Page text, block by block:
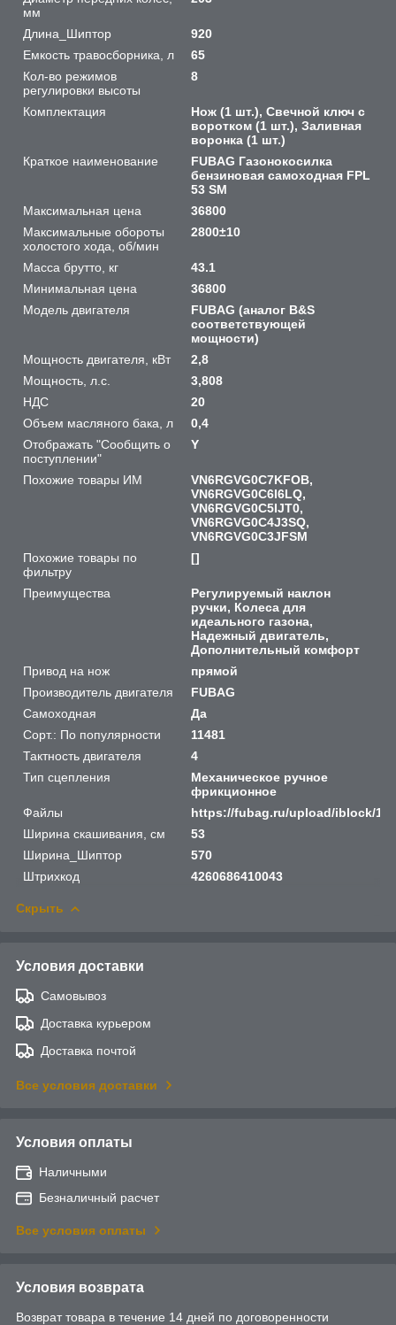
мм
Длина_Шиптор
920
Емкость травосборника, л
65
Кол-во режимов
регулировки высоты
8
Комплектация
Нож (1 шт.), Свечной ключ с
воротком (1 шт.), Заливная
воронка (1 шт.)
Краткое наименование
FUBAG Газонокосилка
бензиновая самоходная FPL
53 SM
Максимальная цена
36800
Максимальные обороты
холостого хода, об/мин
2800±10
Масса брутто, кг
43.1
Минимальная цена
36800
Модель двигателя
FUBAG (аналог B&S
соответствующей
мощности)
Мощность двигателя, кВт
2,8
Мощность, л.с.
3,808
НДС
20
Объем масляного бака, л
0,4
Отображать "Сообщить о
поступлении"
Y
Похожие товары ИМ
VN6RGVG0C7KFOB,
VN6RGVG0C6I6LQ,
VN6RGVG0C5IJT0,
VN6RGVG0C4J3SQ,
VN6RGVG0C3JFSM
Похожие товары по
фильтру
[]
Преимущества
Регулируемый наклон
ручки, Колеса для
идеального газона,
Надежный двигатель,
Дополнительный комфорт
Привод на нож
прямой
Производитель двигателя
FUBAG
Самоходная
Да
Сорт.: По популярности
11481
Тактность двигателя
4
Тип сцепления
Механическое ручное
фрикционное
Файлы
https://fubag.ru/upload/iblock/
Ширина скашивания, см
53
Ширина_Шиптор
570
Штрихкод
4260686410043
Скрыть
Условия доставки
Самовывоз
Доставка курьером
Доставка почтой
Все условия доставки
Условия оплаты
Наличными
Безналичный расчет
Все условия оплаты
Условия возврата
Возврат товара в течение 14 дней по договоренности